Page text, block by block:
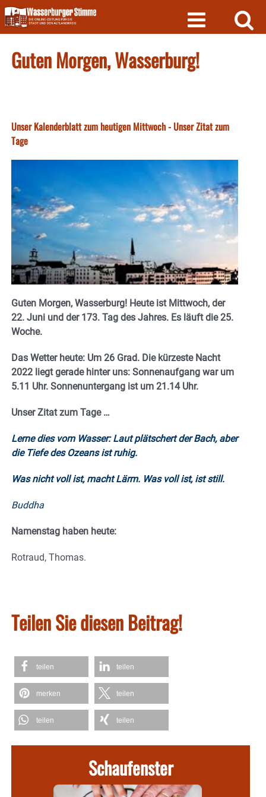
Skip
to
content
Guten Morgen, Wasserburg!
Unser Kalenderblatt zum heutigen Mittwoch - Unser Zitat zum
Tage
Guten Morgen, Wasserburg! Heute ist Mittwoch, der
22. Juni und der 173. Tag des Jahres. Es läuft die 25.
Woche.
Das Wetter heute: Um 26 Grad. Die kürzeste Nacht
2022 liegt gerade hinter uns: Sonnenaufgang war um
5.11 Uhr. Sonnenuntergang ist um 21.14 Uhr.
Unser Zitat zum Tage …
Lerne dies vom Wasser: Laut plätschert der Bach, aber
die Tiefe des Ozeans ist ruhig.
Was nicht voll ist, macht Lärm. Was voll ist, ist still.
Buddha
Namenstag haben heute:
Rotraud, Thomas.
Teilen Sie diesen Beitrag!
teilen teilen
merken teilen
teilen teilen
Schaufenster